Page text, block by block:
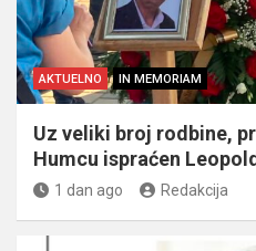
AKTUELNO IN MEMORIAM
Uz veliki broj rodbine,
Humcu ispraćen
1 dan ago Redakcija